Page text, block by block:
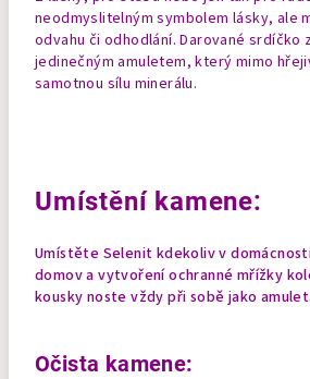
neodmyslitelným symbolem lásky, ale
odvahu či odhodlání. Darované srdíčko
jedinečným amuletem, který mimo
samotnou sílu minerálu.
Umístění kamene:
Umístěte Selenit kdekoliv v
domov a vytvoření ochranné mřížky
kousky noste vždy při sobě jako amulet.
Očista kamene: